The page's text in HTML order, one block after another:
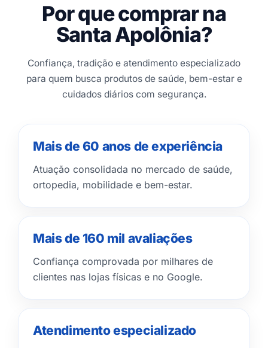
Por que comprar na
Santa Apolônia?
Confiança, tradição e atendimento especializado
para quem busca produtos de saúde, bem-estar e
cuidados diários com segurança.
Mais de 60 anos de experiência
Atuação consolidada no mercado de saúde,
ortopedia, mobilidade e bem-estar.
Mais de 160 mil avaliações
Confiança comprovada por milhares de
clientes nas lojas físicas e no Google.
Atendimento especializado